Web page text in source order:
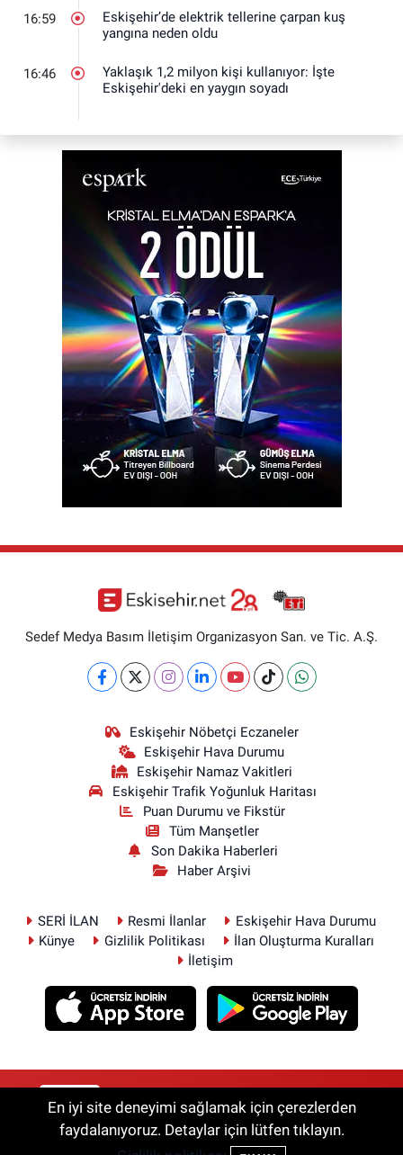
16:59
Eskişehir’de elektrik tellerine çarpan kuş
yangına neden oldu
16:46
Yaklaşık 1,2 milyon kişi kullanıyor: İşte
Eskişehir'deki en yaygın soyadı
Sedef Medya Basım İletişim Organizasyon San. ve Tic. A.Ş.
Eskişehir Nöbetçi Eczaneler
Eskişehir Hava Durumu
Eskişehir Namaz Vakitleri
Eskişehir Trafik Yoğunluk Haritası
Puan Durumu ve Fikstür
Tüm Manşetler
Son Dakika Haberleri
Haber Arşivi
SERİ İLAN Resmi İlanlar
Eskişehir Hava Durumu
Künye
Gizlilik Politikası
İlan Oluşturma Kuralları
İletişim
RSS Copyright © 2026. Her hakkı saklıdır.
En iyi site deneyimi sağlamak için çerezlerden
faydalanıyoruz. Detaylar için lütfen tıklayın.